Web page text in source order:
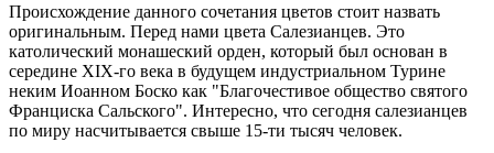
Происхождение данного сочетания цветов стоит назвать
оригинальным. Перед нами цвета Салезианцев. Это
католический монашеский орден, который был основан в
середине XIX-го века в будущем индустриальном Турине
неким Иоанном Боско как "Благочестивое общество святого
Франциска Сальского". Интересно, что сегодня салезианцев
по миру насчитывается свыше 15-ти тысяч человек.